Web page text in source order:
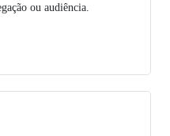
ou audiência.